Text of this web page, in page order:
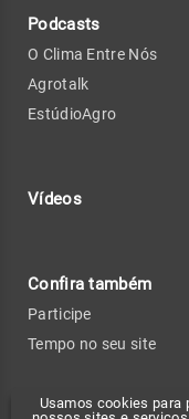
Usamos cookies para
Podcasts
O Clima Entre Nós
Agrotalk
EstúdioAgro
Vídeos
Confira também
Participe
Tempo no seu site